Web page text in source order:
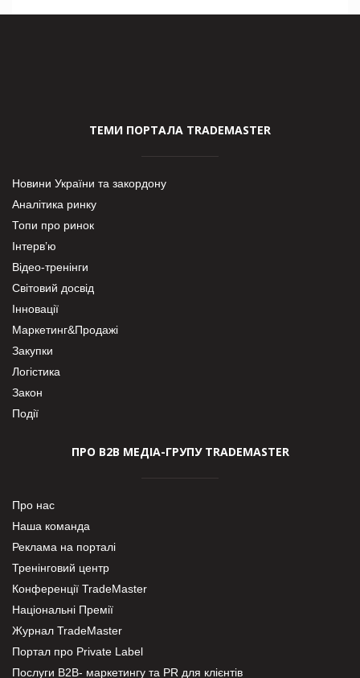
ТЕМИ ПОРТАЛА TRADEMASTER
Новини України та закордону
Аналітика ринку
Топи про ринок
Інтерв’ю
Відео-тренінги
Світовий досвід
Інновації
Маркетинг&Продажі
Закупки
Логістика
Закон
Події
ПРО В2В МЕДІА-ГРУПУ TRADEMASTER
Про нас
Наша команда
Реклама на порталі
Тренінговий центр
Конференції TradeMaster
Національні Премії
Журнал TradeMaster
Портал про Private Label
Послуги В2В- маркетингу та PR для клієнтів